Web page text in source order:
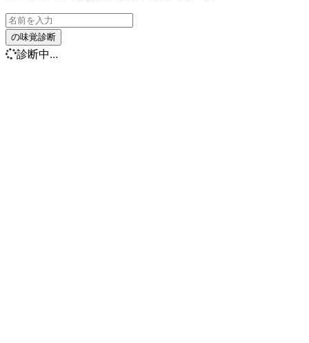
の味覚診断
診断中...